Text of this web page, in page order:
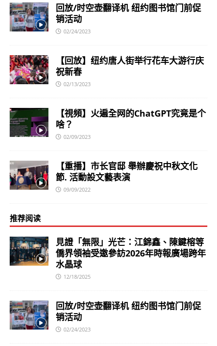
回放/时空壶翻译机 纽约图书馆门前促
销活动
02/24/2023
【回放】纽约唐人街举行花车大游行庆
祝新春
02/13/2023
【視頻】火遍全网的ChatGPT究竟是个
啥？
02/09/2023
【重播】市长官邸 舉辦慶祝中秋文化
節. 活動設文藝表演
09/09/2022
推荐阅读
見證「無限」光芒：江錦鑫、陳鍵榕等
僑界領袖受邀參訪2026年時報廣場跨年
水晶球
12/18/2025
回放/时空壶翻译机 纽约图书馆门前促
销活动
02/24/2023